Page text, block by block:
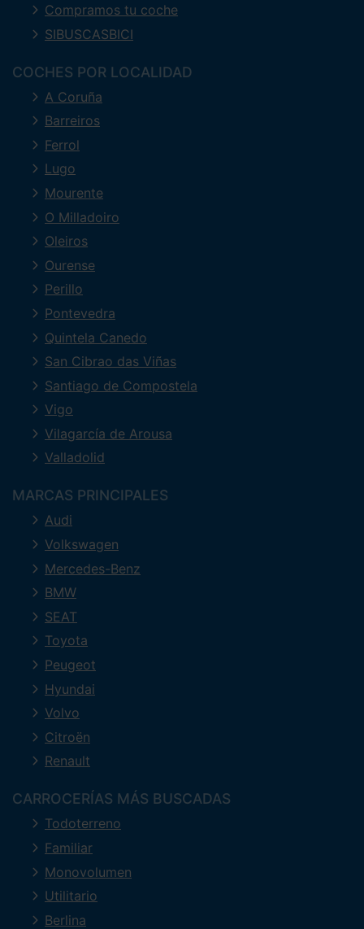
Compramos tu coche
SIBUSCASBICI
COCHES POR LOCALIDAD
A Coruña
Barreiros
Ferrol
Lugo
Mourente
O Milladoiro
Oleiros
Ourense
Perillo
Pontevedra
Quintela Canedo
San Cibrao das Viñas
Santiago de Compostela
Vigo
Vilagarcía de Arousa
Valladolid
MARCAS PRINCIPALES
Audi
Volkswagen
Mercedes-Benz
BMW
SEAT
Toyota
Peugeot
Hyundai
Volvo
Citroën
Renault
CARROCERÍAS MÁS BUSCADAS
Todoterreno
Familiar
Monovolumen
Utilitario
Berlina